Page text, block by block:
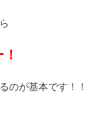
のが基本です！！